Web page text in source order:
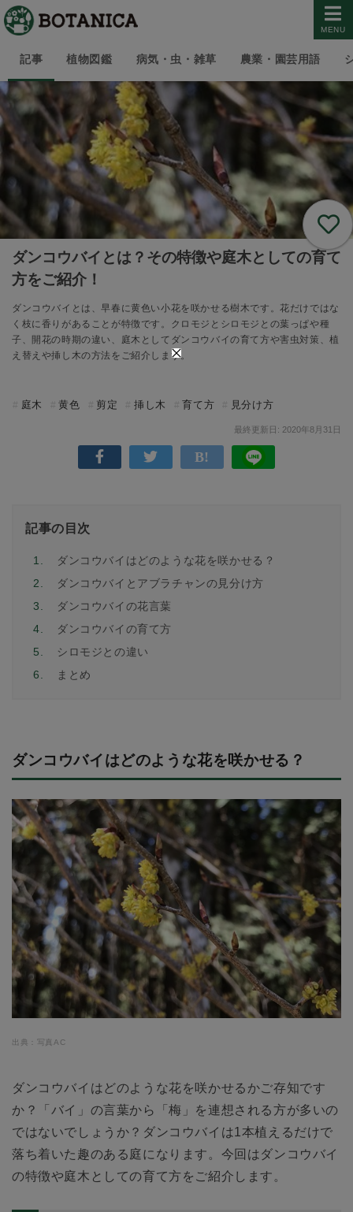
MENU
記事 植物図鑑 病気・虫・雑草 農業・園芸用語
ダンコウバイとは？その特徴や庭木としての育て
方をご紹介！
ダンコウバイとは、早春に黄色い小花を咲かせる樹木です。花だけではな
く枝に香りがあることが特徴です。クロモジとシロモジとの葉っぱや種
子、開花の時期の違い、庭木としてダンコウバイの育て方や害虫対策、植
え替えや挿し木の方法をご紹介します。
庭木 黄色 剪定 挿し木 育て方 見分け方
最終更新日: 2020年8月31日
記事の目次
1.
ダンコウバイはどのような花を咲かせる？
2.
ダンコウバイとアブラチャンの見分け方
3.
ダンコウバイの花言葉
4.
ダンコウバイの育て方
5.
シロモジとの違い
6.
まとめ
ダンコウバイはどのような花を咲かせる？
出典：写真AC
ダンコウバイはどのような花を咲かせるかご存知です
か？「バイ」の言葉から「梅」を連想される方が多いの
ではないでしょうか？ダンコウバイは1本植えるだけで
落ち着いた趣のある庭になります。今回はダンコウバイ
の特徴や庭木としての育て方をご紹介します。